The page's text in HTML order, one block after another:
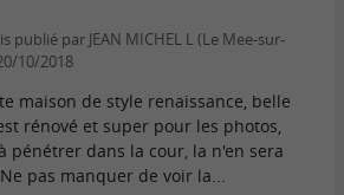
publié par JEAN MICHEL L (Le Mee-sur-
10/2018
maison de style renaissance, belle
rénové et super pour les photos,
pénétrer dans la cour, la n'en sera
pas manquer de voir la...